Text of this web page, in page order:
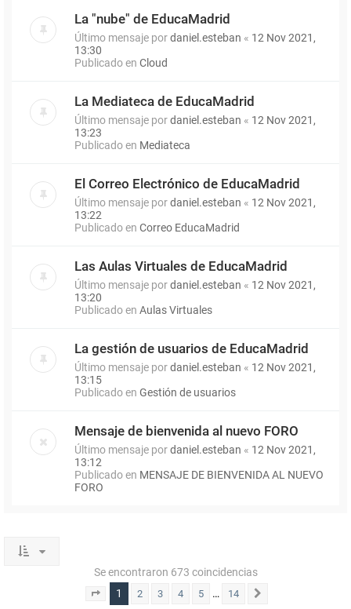
La "nube" de EducaMadrid
Último mensaje pordaniel.esteban « 12 Nov 2021,
13:30
Publicado en Cloud
La Mediateca de EducaMadrid
Último mensaje pordaniel.esteban « 12 Nov 2021,
13:23
Publicado en Mediateca
El Correo Electrónico de EducaMadrid
Último mensaje pordaniel.esteban « 12 Nov 2021,
13:22
Publicado en Correo EducaMadrid
Las Aulas Virtuales de EducaMadrid
Último mensaje pordaniel.esteban « 12 Nov 2021,
13:20
Publicado en Aulas Virtuales
La gestión de usuarios de EducaMadrid
Último mensaje pordaniel.esteban « 12 Nov 2021,
13:15
Publicado en Gestión de usuarios
Mensaje de bienvenida al nuevo FORO
Último mensaje pordaniel.esteban « 12 Nov 2021,
13:12
Publicado en MENSAJE DE BIENVENIDA AL NUEVO
FORO
Se encontraron 673 coincidencias
Página 1de 14
1 2 3 4 5 … 14